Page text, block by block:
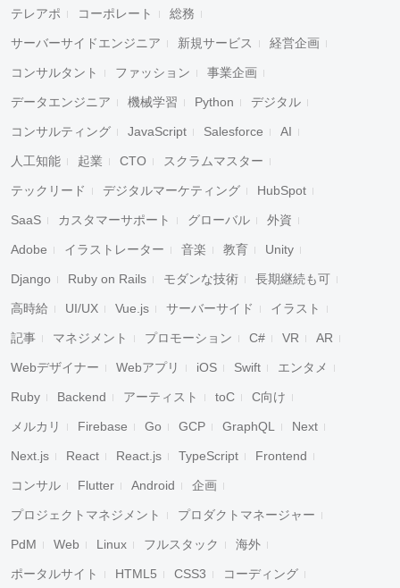
テレアポ コーポレート 総務
サーバーサイドエンジニア 新規サービス 経営企画
コンサルタント ファッション 事業企画
データエンジニア 機械学習 Python デジタル
コンサルティング JavaScript Salesforce AI
人工知能 起業 CTO スクラムマスター
テックリード デジタルマーケティング HubSpot
SaaS カスタマーサポート グローバル 外資
Adobe イラストレーター 音楽 教育 Unity
Django Ruby on Rails モダンな技術 長期継続も可
高時給 UI/UX Vue.js サーバーサイド イラスト
記事 マネジメント プロモーション C# VR AR
Webデザイナー Webアプリ iOS Swift エンタメ
Ruby Backend アーティスト toC C向け
メルカリ Firebase Go GCP GraphQL Next
Next.js React React.js TypeScript Frontend
コンサル Flutter Android 企画
プロジェクトマネジメント プロダクトマネージャー
PdM Web Linux フルスタック 海外
ポータルサイト HTML5 CSS3 コーディング